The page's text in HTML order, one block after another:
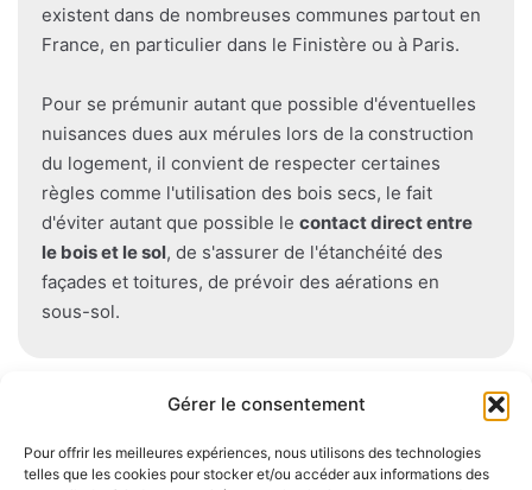
Gérer le consentement
Pour offrir les meilleures expériences, nous utilisons des technologies
telles que les cookies pour stocker et/ou accéder aux informations des
existent dans de nombreuses communes partout en
France, en particulier dans le Finistère ou à Paris.
Pour se prémunir autant que possible d'éventuelles
nuisances dues aux mérules lors de la construction
du logement, il convient de respecter certaines
règles comme l'utilisation des bois secs, le fait
d'éviter autant que possible le contact direct entre
le bois et le sol, de s'assurer de l'étanchéité des
façades et toitures, de prévoir des aérations en
sous-sol.
Je demande le descriptif des
risques pour ma ville